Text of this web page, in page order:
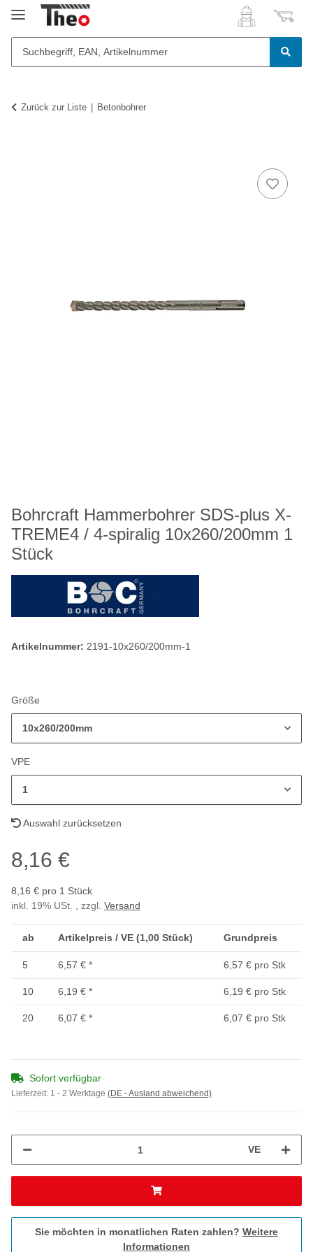
Zurück zur Liste Betonbohrer
Bohrcraft Hammerbohrer SDS-plus X-
TREME4 / 4-spiralig 10x260/200mm 1
Stück
Artikelnummer: 2191-10x260/200mm-1
Größe
10x260/200mm
VPE
1
Auswahl zurücksetzen
8,16 €
8,16 € pro 1 Stück
inkl. 19% USt. , zzgl. Versand
ab Artikelpreis / VE (1,00 Stück) Grundpreis
5 6,57 € * 6,57 € pro Stk
10 6,19 € * 6,19 € pro Stk
20 6,07 € * 6,07 € pro Stk
Sofort verfügbar
Lieferzeit: 1 - 2 Werktage (DE - Ausland abweichend)
VE
Sie möchten in monatlichen Raten zahlen? Weitere
Informationen